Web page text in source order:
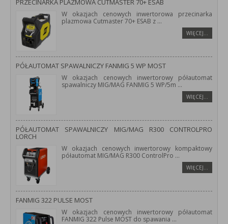
PRZECINARKA PLAZMOWA CUTMASTER 70+ ESAB
W okazjach cenowych inwertorowa przecinarka
plazmowa Cutmaster 70+ ESAB z ...
WIĘCEJ…
PÓŁAUTOMAT SPAWALNICZY FANMIG 5 WP MOST
W okazjach cenowych inwertorowy półautomat
spawalniczy MIG/MAG FANMIG 5 WP/5m ...
WIĘCEJ…
PÓŁAUTOMAT SPAWALNICZY MIG/MAG R300 CONTROLPRO
LORCH
W okazjach cenowych inwertorowy kompaktowy
półautomat MIG/MAG R300 ControlPro ...
WIĘCEJ…
FANMIG 322 PULSE MOST
W okazjach cenowych inwertorowy półautomat
FANMIG 322 Pulse MOST do spawania ...